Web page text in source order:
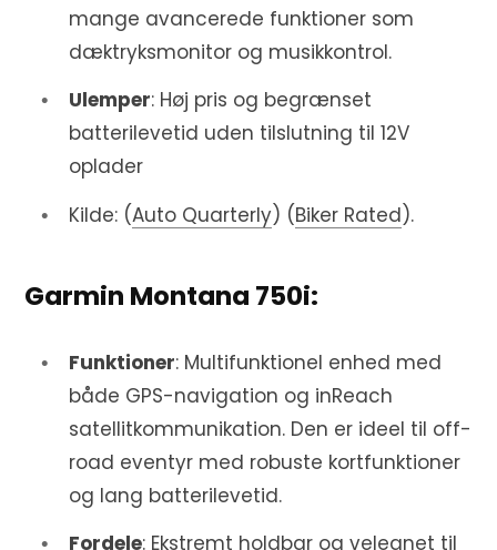
mange avancerede funktioner som
dæktryksmonitor og musikkontrol.
Ulemper: Høj pris og begrænset
batterilevetid uden tilslutning til 12V
oplader
Kilde: (Auto Quarterly)​​ (Biker Rated)​.
Garmin Montana 750i:
Funktioner: Multifunktionel enhed med
både GPS-navigation og inReach
satellitkommunikation. Den er ideel til off-
road eventyr med robuste kortfunktioner
og lang batterilevetid.
Fordele: Ekstremt holdbar og velegnet til